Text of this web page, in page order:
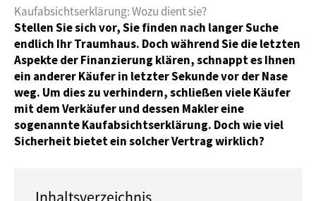
Kaufabsichtserklärung: Wozu dient sie?
Stellen Sie sich vor, Sie finden nach langer Suche
endlich Ihr Traumhaus. Doch während Sie die letzten
Aspekte der Finanzierung klären, schnappt es Ihnen
ein anderer Käufer in letzter Sekunde vor der Nase
weg. Um dies zu verhindern, schließen viele Käufer
mit dem Verkäufer und dessen Makler eine
sogenannte Kaufabsichtserklärung. Doch wie viel
Sicherheit bietet ein solcher Vertrag wirklich?